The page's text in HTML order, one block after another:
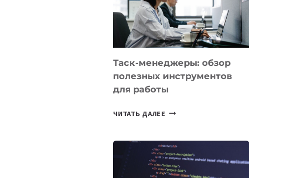
ПО
ИСКУССТВЕННОМУ
ИНТЕЛЛЕКТУ
Таск-менеджеры: обзор
полезных инструментов
для работы
ЧИТАТЬ ДАЛЕЕ ТАСК-
ПОЛЕЗНЫХ
ИНСТРУМЕНТОВ
ДЛЯ